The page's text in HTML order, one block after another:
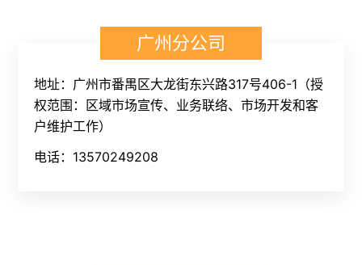
广州分公司
地址：广州市番禺区大龙街东兴路317号406-1（授
权范围：区域市场宣传、业务联络、市场开发和客
户维护工作）
电话：13570249208